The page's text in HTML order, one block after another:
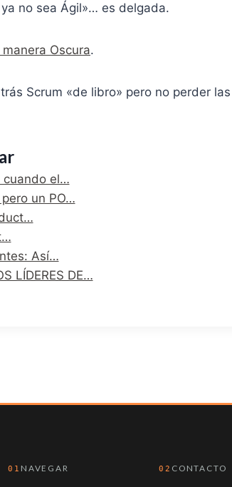
no sea Ágil»… es delgada.
Oscura.
Scrum «de libro» pero no perder las
cuando el…
un PO…
Así…
LÍDERES DE…
01 NAVEGAR 02 CONTACTO